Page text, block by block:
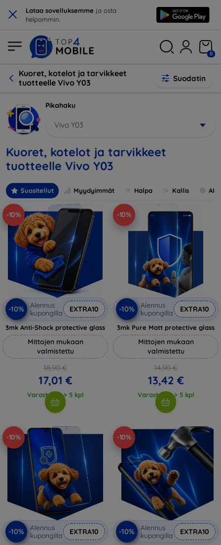
× Lataa sovelluksemme ja osta
helpommin.
0
Kuoret, kotelot ja tarvikkeet
tuotteelle Vivo Y03
Suodatin
Pikahaku
Vivo Y03
Kuoret, kotelot ja tarvikkeet
tuotteelle Vivo Y03
Suositellut Myydyimmät Halpa Kallis
-10%
-10%
Alennus
kupongilla
EXTRA10
3mk Anti-Shock protective glass
Mittojen mukaan
valmistettu
18,90 €
17,01 €
Varastossa > 5 kpl
-10%
-10%
Alennus
kupongilla
EXTRA10
3mk Pure Matt protective glass
Mittojen mukaan
valmistettu
14,90 €
13,42 €
Varastossa > 5 kpl
-10%
-10%
Alennus
kupongilla
EXTRA10
-10%
-10%
Alennus
kupongilla
EXTRA10